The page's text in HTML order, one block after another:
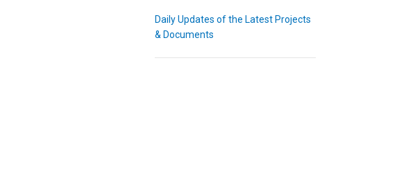
Daily Updates of the Latest Projects
& Documents